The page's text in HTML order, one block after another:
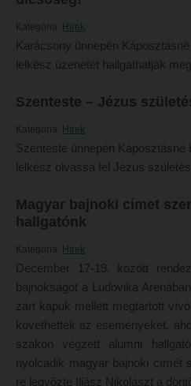
Tanulmányi tájékoztató
Tételsorok
Baleset-, munka- és tűzvédelmi
Kárpátok alatt
Simonyi-verseny
Psallite énekverseny
Innováció a pedagógushivatásban
Tehetség - Hit - Identitás konferencia
Művészet határok nélkül
PedKaszt – Bethlen-pályázat
Kari pályázatok
Szakdolgozati tudnivalók
Tanulmányi határidők
Tanulmányi tájékoztató
Tételsorok
Baleset-, munka- és tűzvédelmi
Moodle, Teams, Microsoft, eduID
Kárpátok alatt
Kányádi-verseny
Simonyi-verseny
Psallite énekverseny
Kategória: Hírek
Karácsony ünnepén
lelkész üzenetét hallgathatják
Szenteste – Jézus
Kategória: Hírek
Szenteste ünnepén Káposztásné
lelkész olvassa fel Jézus
Magyar bajnoki címet
hallgatónk
Kategória: Hírek
December 17-19. között
bajnokságot a Ludovika
zárt kapuk mellett megtartott
követhették az eseményeket,
szakon végzett alumni
nyolcadik magyar bajnoki címét
re legyőzte Iliász Nikolászt a